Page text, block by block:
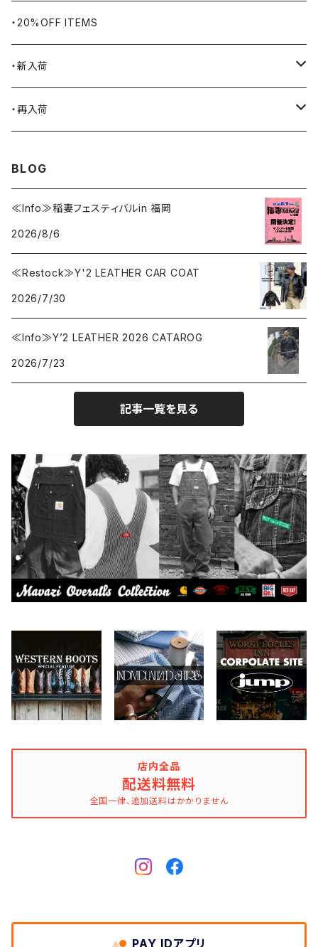
BLUCO
Blundstone
BLACK JACK BOOTS
CAMBER
CONVERSE
Crescent Down Works
DARN TOUGH VERMONT
Dickies
DULUTH PACK
Easymoc
FERNAND LEATHER
FILSON
腕時計
ブランケット
食品
ライター
エプロン
本、写真集
・20%OFF ITEMS
・新入荷
2026.7.31
2026.7.6
・再入荷
2026.7.23
BLOG
≪Info≫稲妻フェスティバルin 福岡
2026/8/6
≪Restock≫Y'2 LEATHER CAR COAT
2026/7/30
≪Info≫Y’2 LEATHER 2026 CATAROG
2026/7/23
記事一覧を見る
店内全品
配送料無料
全国一律、追加送料はかかりません
PAY IDアプリ